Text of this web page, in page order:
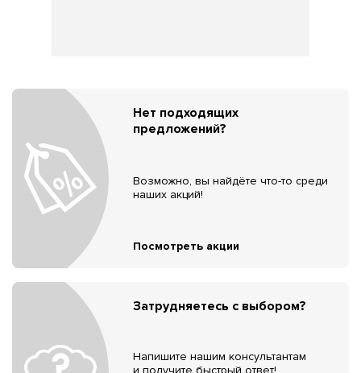
Нет подходящих
предложений?
Возможно, вы найдёте что-то среди
наших акций!
Посмотреть акции
Затрудняетесь с выбором?
Напишите нашим консультантам